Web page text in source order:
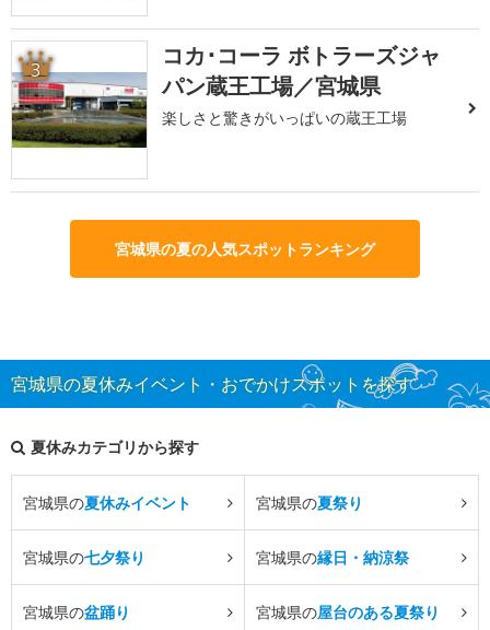
3
コカ･コーラ ボトラーズジャ
パン蔵王工場／宮城県
楽しさと驚きがいっぱいの蔵王工場
宮城県の夏の人気スポットランキング
宮城県の夏休みイベント・おでかけスポットを探す
夏休みカテゴリから探す
宮城県の夏休みイベント 宮城県の夏祭り
宮城県の七夕祭り 宮城県の縁日・納涼祭
宮城県の盆踊り 宮城県の屋台のある夏祭り